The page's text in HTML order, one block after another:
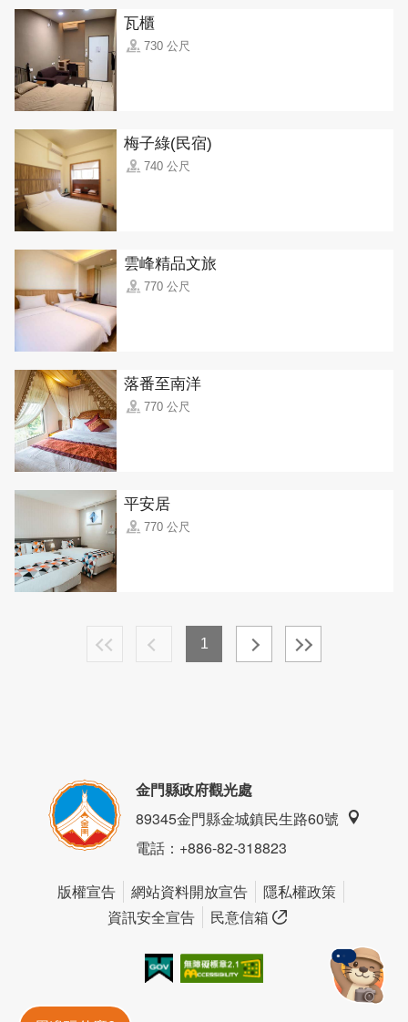
瓦櫃
730 公尺
梅子綠(民宿)
740 公尺
雲峰精品文旅
770 公尺
落番至南洋
770 公尺
平安居
770 公尺
1
金門縣政府觀光處
89345金門縣金城鎮民生路60號
電話：+886-82-318823
版權宣告 網站資料開放宣告
隱私權政策
資訊安全宣告
民意信箱